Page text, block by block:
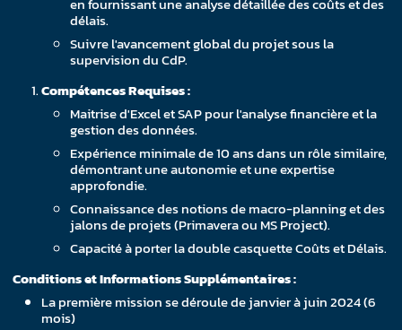
en fournissant une analyse détaillée des coûts et des
délais.
Suivre l'avancement global du projet sous la
supervision du CdP.
Compétences Requises :
Maitrise d'Excel et SAP pour l'analyse financière et la
gestion des données.
Expérience minimale de 10 ans dans un rôle similaire,
démontrant une autonomie et une expertise
approfondie.
Connaissance des notions de macro-planning et des
jalons de projets (Primavera ou MS Project).
Capacité à porter la double casquette Coûts et Délais.
Conditions et Informations Supplémentaires :
La première mission se déroule de janvier à juin 2024 (6
mois)